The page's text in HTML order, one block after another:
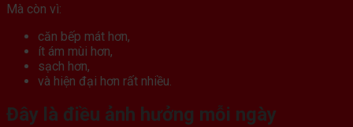
Mà còn vì:
căn bếp mát hơn,
ít ám mùi hơn,
sạch hơn,
và hiện đại hơn rất nhiều.
Đây là điều ảnh hưởng mỗi ngày